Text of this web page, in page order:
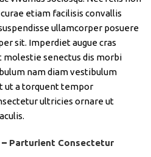
etiam facilisis convallis
ullamcorper posuere
sit. Imperdiet augue cras
molestie senectus dis morbi
nam diam vestibulum
ut a torquent tempor
ultricies ornare ut
Parturient Consectetur